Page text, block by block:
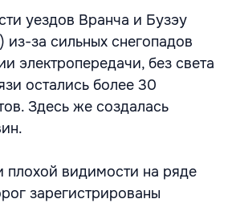
уездов Вранча и Бузэу
из-за сильных снегопадов
электропередачи, без света
остались более 30
Здесь же создалась
плохой видимости на ряде
зарегистрированы